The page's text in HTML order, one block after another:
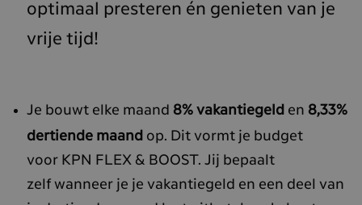
optimaal presteren én genieten van je
vrije tijd!
Je bouwt elke maand 8% vakantiegeld en 8,33%
dertiende maand op. Dit vormt je budget
voor KPN FLEX & BOOST. Jij bepaalt
zelf wanneer je je vakantiegeld en een deel van